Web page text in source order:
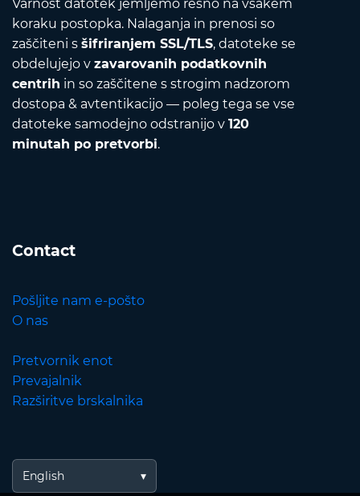
Varnost datotek jemljemo resno na vsakem
koraku postopka. Nalaganja in prenosi so
zaščiteni s šifriranjem SSL/TLS, datoteke se
obdelujejo v zavarovanih podatkovnih
centrih in so zaščitene s strogim nadzorom
dostopa & avtentikacijo — poleg tega se vse
datoteke samodejno odstranijo v 120
minutah po pretvorbi.
Contact
Pošljite nam e-pošto
O nas
Pretvornik enot
Prevajalnik
Razširitve brskalnika
English